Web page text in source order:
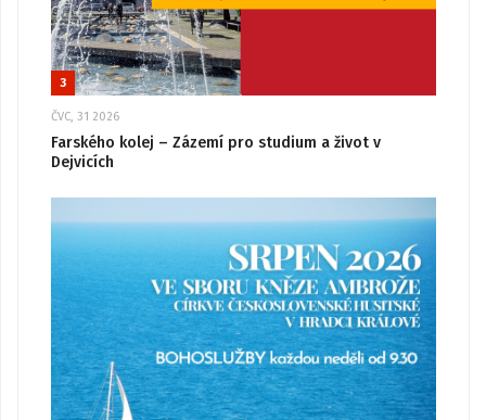
3
ČVC, 31 2026
Farského kolej – Zázemí pro studium a život v
Dejvicích